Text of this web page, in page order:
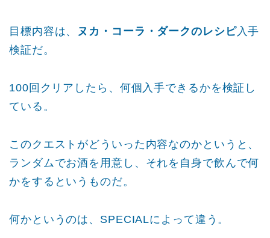
目標内容は、 ヌカ・コーラ・ダークのレシピ入手
検証だ。
100回クリアしたら、何個入手できるかを検証し
ている。
このクエストがどういった内容なのかというと、
ランダムでお酒を用意し、それを自身で飲んで何
かをするというものだ。
何かというのは、SPECIALによって違う。